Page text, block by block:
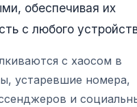
обеспечивая их
с любого
с хаосом в
устаревшие номера,
и